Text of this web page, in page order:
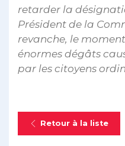
retarder la
Président de la
revanche, le
énormes dégâts
par les citoyens
Retour à la liste